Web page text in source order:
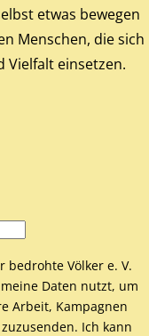
etwas bewegen
Menschen, die sich
Vielfalt einsetzen.
bedrohte Völker e. V.
meine Daten nutzt, um
Arbeit, Kampagnen
Ich kann